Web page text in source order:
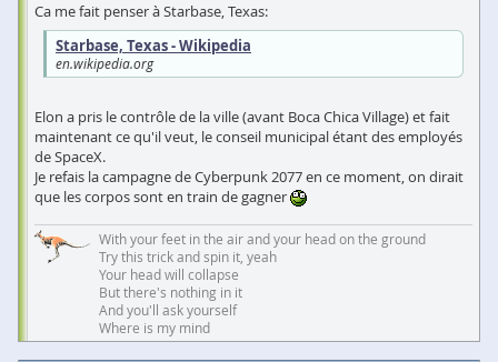
Ca me fait penser à Starbase, Texas:
Starbase, Texas - Wikipedia
en.wikipedia.org
Elon a pris le contrôle de la ville (avant Boca Chica Village) et fait
maintenant ce qu'il veut, le conseil municipal étant des employés
de SpaceX.
Je refais la campagne de Cyberpunk 2077 en ce moment, on dirait
que les corpos sont en train de gagner
With your feet in the air and your head on the ground
Try this trick and spin it, yeah
Your head will collapse
But there's nothing in it
And you'll ask yourself
Where is my mind